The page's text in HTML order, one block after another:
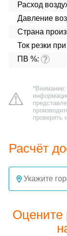
Расход
Давление
Страна
Ток резки
ПВ %: ?
*Внимание:
проверять
Расчёт
Оцените